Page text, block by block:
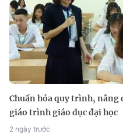
Chuẩn hóa quy trình, nâng
giáo trình giáo dục đại học
2 ngày trước